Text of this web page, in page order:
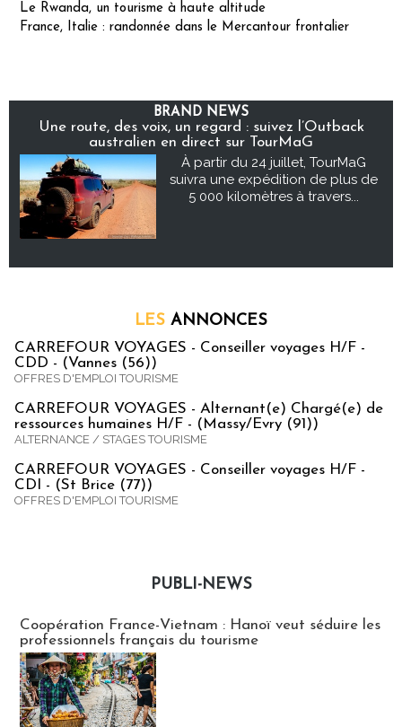
Le Rwanda, un tourisme à haute altitude
France, Italie : randonnée dans le Mercantour frontalier
BRAND NEWS
Une route, des voix, un regard : suivez l’Outback
australien en direct sur TourMaG
À partir du 24 juillet, TourMaG
suivra une expédition de plus de
5 000 kilomètres à travers...
LES ANNONCES
CARREFOUR VOYAGES - Conseiller voyages H/F -
CDD - (Vannes (56))
OFFRES D'EMPLOI TOURISME
CARREFOUR VOYAGES - Alternant(e) Chargé(e) de
ressources humaines H/F - (Massy/Evry (91))
ALTERNANCE / STAGES TOURISME
CARREFOUR VOYAGES - Conseiller voyages H/F -
CDI - (St Brice (77))
OFFRES D'EMPLOI TOURISME
PUBLI-NEWS
Coopération France-Vietnam : Hanoï veut séduire les
professionnels français du tourisme